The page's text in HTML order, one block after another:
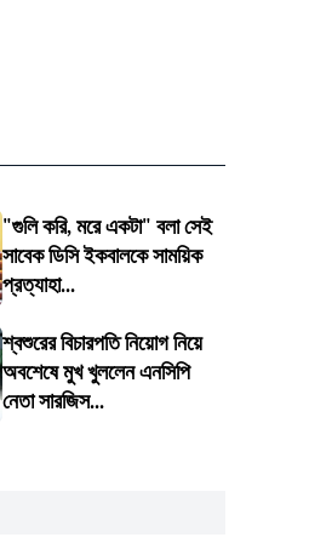
"গুলি করি, মরে একটা" বলা সেই
সাবেক ডিসি ইকবালকে সাময়িক
প্রত্যাহা...
শ্বশুরের বিচারপতি নিয়োগ নিয়ে
অবশেষে মুখ খুললেন এনসিপি
নেতা সারজিস...